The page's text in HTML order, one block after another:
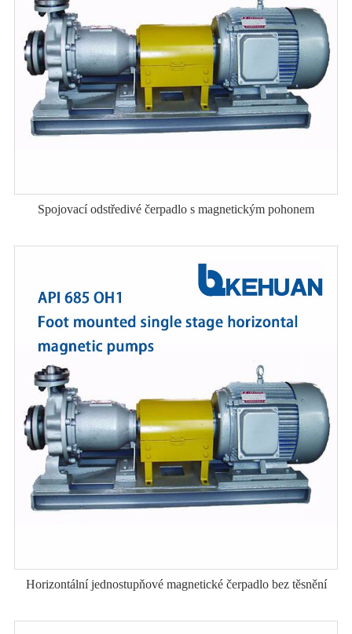
Spojovací odstředivé čerpadlo s magnetickým pohonem
Horizontální jednostupňové magnetické čerpadlo bez těsnění